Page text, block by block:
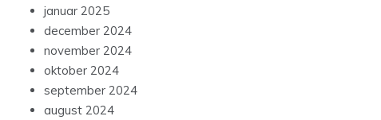
januar 2025
december 2024
november 2024
oktober 2024
september 2024
august 2024